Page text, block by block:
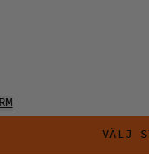
VÄLJ